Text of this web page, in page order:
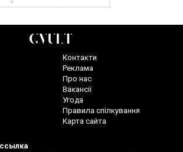
Контакти
Реклама
Про нас
Вакансії
Угода
Правила спілкування
Карта сайта